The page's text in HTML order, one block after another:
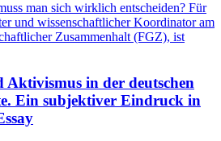
man sich wirklich entscheiden? Für
und wissenschaftlicher Koordinator am
Zusammenhalt (FGZ), ist
in der deutschen
Ein subjektiver Eindruck in